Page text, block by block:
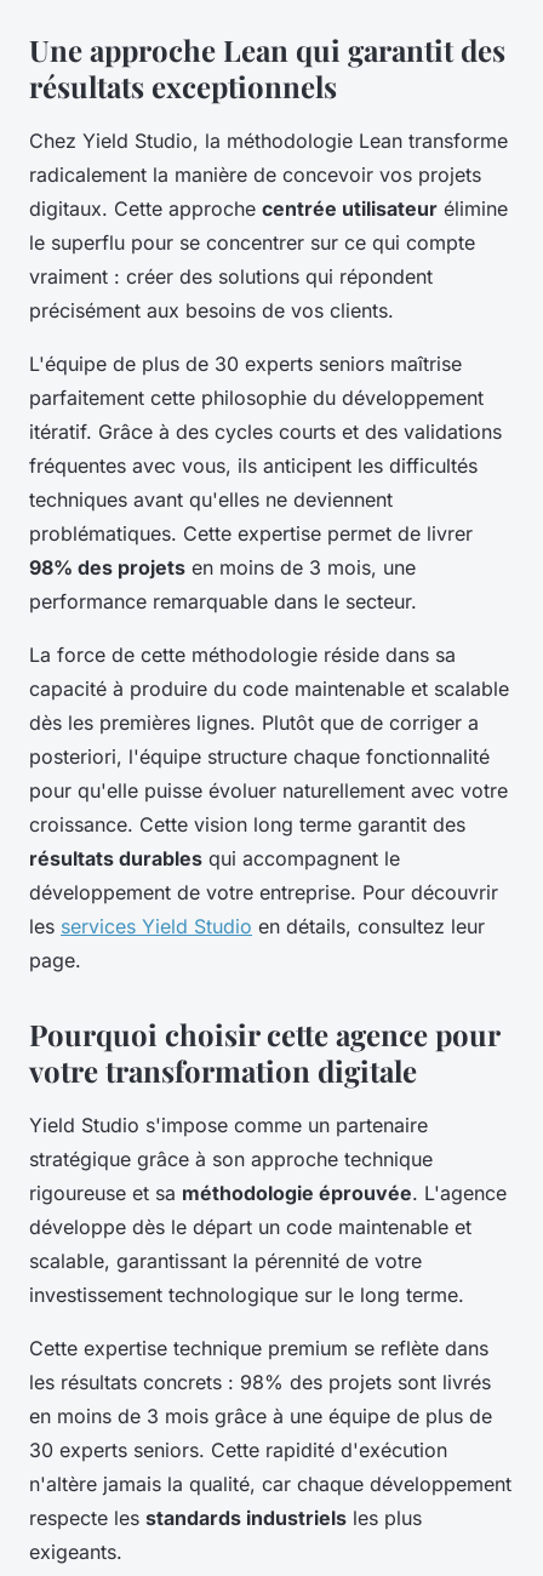
Une approche Lean qui garantit des
résultats exceptionnels
Chez Yield Studio, la méthodologie Lean transforme
radicalement la manière de concevoir vos projets
digitaux. Cette approche centrée utilisateur élimine
le superflu pour se concentrer sur ce qui compte
vraiment : créer des solutions qui répondent
précisément aux besoins de vos clients.
L'équipe de plus de 30 experts seniors maîtrise
parfaitement cette philosophie du développement
itératif. Grâce à des cycles courts et des validations
fréquentes avec vous, ils anticipent les difficultés
techniques avant qu'elles ne deviennent
problématiques. Cette expertise permet de livrer
98% des projets en moins de 3 mois, une
performance remarquable dans le secteur.
La force de cette méthodologie réside dans sa
capacité à produire du code maintenable et scalable
dès les premières lignes. Plutôt que de corriger a
posteriori, l'équipe structure chaque fonctionnalité
pour qu'elle puisse évoluer naturellement avec votre
croissance. Cette vision long terme garantit des
résultats durables qui accompagnent le
développement de votre entreprise. Pour découvrir
les services Yield Studio en détails, consultez leur
page.
Pourquoi choisir cette agence pour
votre transformation digitale
Yield Studio s'impose comme un partenaire
stratégique grâce à son approche technique
rigoureuse et sa méthodologie éprouvée. L'agence
développe dès le départ un code maintenable et
scalable, garantissant la pérennité de votre
investissement technologique sur le long terme.
Cette expertise technique premium se reflète dans
les résultats concrets : 98% des projets sont livrés
en moins de 3 mois grâce à une équipe de plus de
30 experts seniors. Cette rapidité d'exécution
n'altère jamais la qualité, car chaque développement
respecte les standards industriels les plus
exigeants.